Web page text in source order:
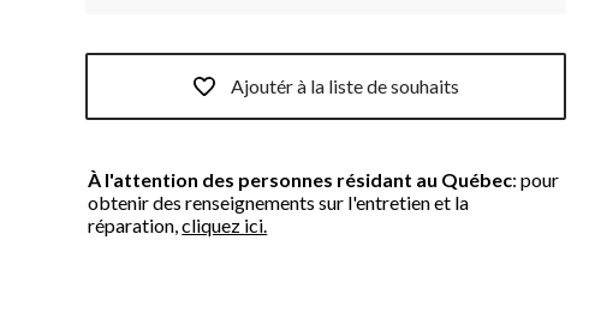
Ajoutér à la liste de souhaits
À l'attention des personnes résidant au Québec: pour
obtenir des renseignements sur l'entretien et la
réparation,cliquez ici.